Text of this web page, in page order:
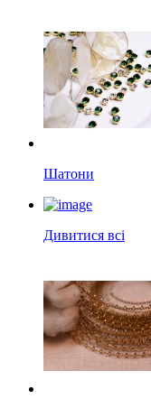
Шатони
Дивитися всі